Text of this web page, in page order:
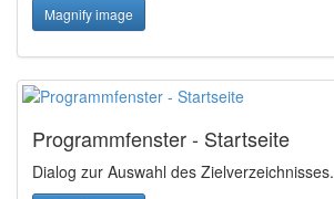
Magnify image
Programmfenster - Startseite
Dialog zur Auswahl des Zielverzeichnisses.